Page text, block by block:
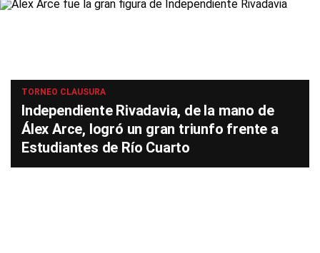
TORNEO CLAUSURA
Independiente Rivadavia, de la mano de
Álex Arce, logró un gran triunfo frente a
Estudiantes de Río Cuarto